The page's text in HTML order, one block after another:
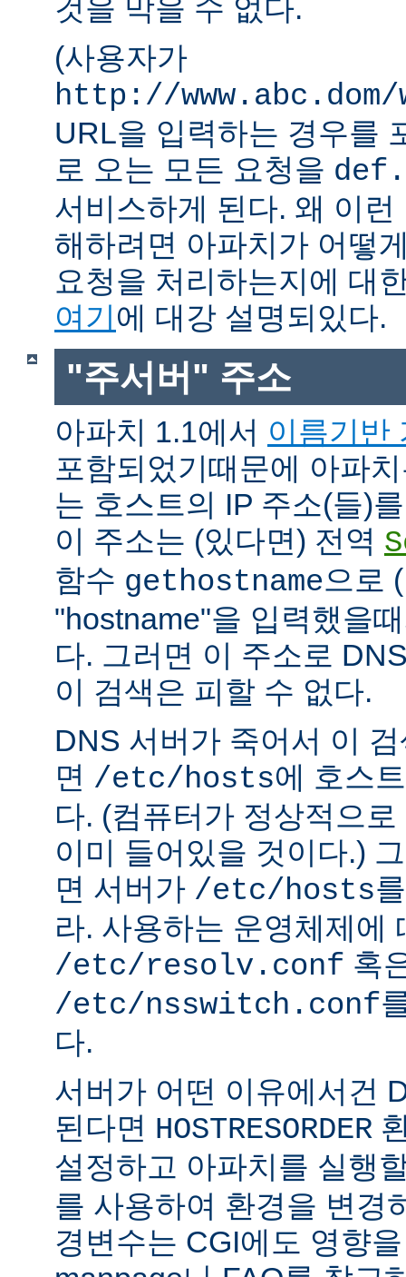
것을 막을 수 없다.
(사용자가
http://www.abc.dom/
URL을 입력하는 경우를
로 오는 모든 요청을
서비스하게 된다. 왜 이
해하려면 아파치가 어떻
요청을 처리하는지에 대
여기에 대강 설명되있다.
"주서버" 주소
아파치 1.1에서 이름기반
포함되었기때문에 아파
는 호스트의 IP 주소(들)
이 주소는 (있다면) 전역
함수 gethostname으로
"hostname"을 입력했을
다. 그러면 이 주소로
이 검색은 피할 수 없다.
DNS 서버가 죽어서 이
면 /etc/hosts에 호스
다. (컴퓨터가 정상적으
이미 들어있을 것이다.)
면 서버가 /etc/hosts
라. 사용하는 운영체제에
/etc/resolv.conf 혹
/etc/nsswitch.conf
다.
서버가 어떤 이유에서건
된다면 HOSTRESORDER
설정하고 아파치를 실행
를 사용하여 환경을 변경
경변수는 CGI에도 영향